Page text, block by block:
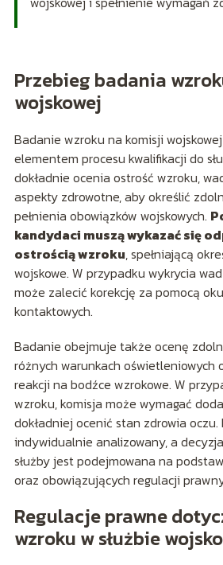
Przebieg badania
wojskowej
Badanie wzroku na komisji
elementem procesu kwalifikacji do
dokładnie ocenia ostrość wzroku,
aspekty zdrowotne, aby określić
pełnienia obowiązków wojskowych.
kandydaci muszą wykazać się
ostrością wzroku, spełniającą
wojskowe. W przypadku wykrycia
może zalecić korekcję za pomocą
kontaktowych.
Badanie obejmuje także ocenę
różnych warunkach oświetleniowych
reakcji na bodźce wzrokowe. W
wzroku, komisja może wymagać
dokładniej ocenić stan zdrowia
indywidualnie analizowany, a
służby jest podejmowana na
oraz obowiązujących regulacji
Regulacje prawne
wzroku w służbie